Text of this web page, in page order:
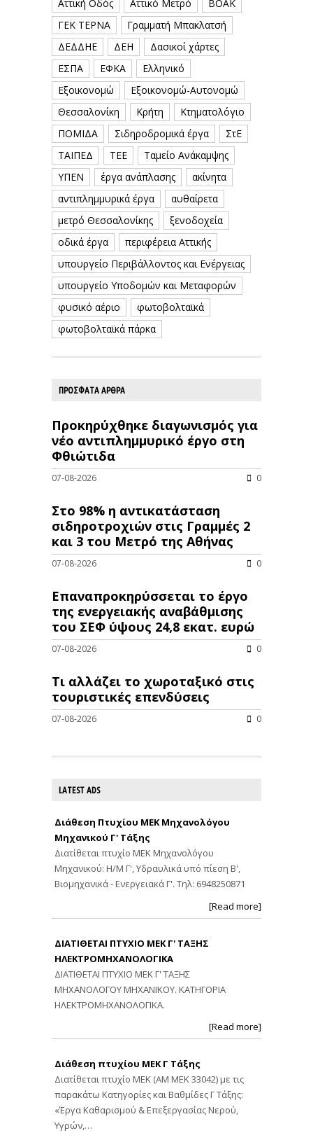
Αττική Οδός Αττικό Μετρό
ΒΟΑΚ
ΓΕΚ ΤΕΡΝΑ
Γραμματή Μπακλατσή
ΔΕΔΔΗΕ
ΔΕΗ
Δασικοί χάρτες
ΕΣΠΑ
ΕΦΚΑ
Ελληνικό
Εξοικονομώ
Εξοικονομώ-Αυτονομώ
Θεσσαλονίκη
Κρήτη
Κτηματολόγιο
ΠΟΜΙΔΑ
Σιδηροδρομικά έργα
ΣτΕ
ΤΑΙΠΕΔ
ΤΕΕ
Ταμείο Ανάκαμψης
ΥΠΕΝ
έργα ανάπλασης
ακίνητα
αντιπλημμυρικά έργα
αυθαίρετα
μετρό Θεσσαλονίκης
ξενοδοχεία
οδικά έργα
περιφέρεια Αττικής
υπουργείο Περιβάλλοντος και Ενέργειας
υπουργείο Υποδομών και Μεταφορών
φυσικό αέριο
φωτοβολταϊκά
φωτοβολταϊκά πάρκα
ΠΡΟΣΦΑΤΑ ΑΡΘΡΑ
Προκηρύχθηκε διαγωνισμός για
νέo αντιπλημμυρικό έργο στη
Φθιώτιδα
07-08-2026 0
Στο 98% η αντικατάσταση
σιδηροτροχιών στις Γραμμές 2
και 3 του Μετρό της Αθήνας
07-08-2026 0
Επαναπροκηρύσσεται το έργο
της ενεργειακής αναβάθμισης
του ΣΕΦ ύψους 24,8 εκατ. ευρώ
07-08-2026 0
Τι αλλάζει το χωροταξικό στις
τουριστικές επενδύσεις
07-08-2026 0
LATEST ADS
Διάθεση Πτυχίου ΜΕΚ Μηχανολόγου
Μηχανικού Γ' Τάξης
Διατίθεται πτυχίο ΜΕΚ Μηχανολόγου
Μηχανικού: Η/Μ Γ', Υδραυλικά υπό πίεση Β',
Βιομηχανικά - Ενεργειακά Γ'. Τηλ: 6948250871
[Read more]
ΔΙΑΤΙΘΕΤΑΙ ΠΤΥΧΙΟ ΜΕΚ Γ' ΤΑΞΗΣ
ΗΛΕΚΤΡΟΜΗΧΑΝΟΛΟΓΙΚΑ
ΔΙΑΤΙΘΕΤΑΙ ΠΤΥΧΙΟ ΜΕΚ Γ' ΤΑΞΗΣ
ΜΗΧΑΝΟΛΟΓΟΥ ΜΗΧΑΝΙΚΟΥ. ΚΑΤΗΓΟΡΙΑ
ΗΛΕΚΤΡΟΜΗΧΑΝΟΛΟΓΙΚΑ.
[Read more]
Διάθεση πτυχίου ΜΕΚ Γ Τάξης
Διατίθεται πτυχίο ΜΕΚ (ΑΜ ΜΕΚ 33042) με τις
παρακάτω Κατηγορίες και Βαθμίδες Γ Τάξης:
«Έργα Καθαρισμού & Επεξεργασίας Νερού,
Υγρών,…